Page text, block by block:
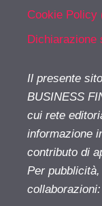
Cookie Policy
Dichiarazione
Il presente
BUSINESS
cui rete
informazione
contributo di
Per
collaborazioni: